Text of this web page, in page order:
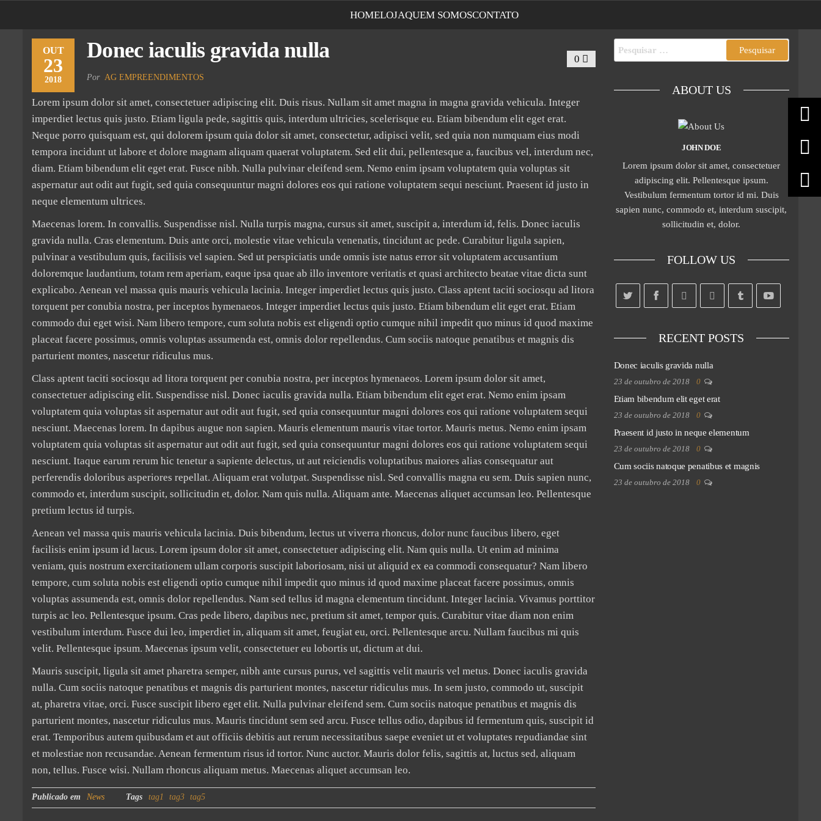
HOMELOJAQUEM SOMOSCONTATO
OUT
23
2018
0
Donec iaculis gravida nulla
Por AG EMPREENDIMENTOS
Lorem ipsum dolor sit amet, consectetuer adipiscing elit. Duis risus. Nullam sit amet magna in magna gravida vehicula. Integer
imperdiet lectus quis justo. Etiam ligula pede, sagittis quis, interdum ultricies, scelerisque eu. Etiam bibendum elit eget erat.
Neque porro quisquam est, qui dolorem ipsum quia dolor sit amet, consectetur, adipisci velit, sed quia non numquam eius modi
tempora incidunt ut labore et dolore magnam aliquam quaerat voluptatem. Sed elit dui, pellentesque a, faucibus vel, interdum nec,
diam. Etiam bibendum elit eget erat. Fusce nibh. Nulla pulvinar eleifend sem. Nemo enim ipsam voluptatem quia voluptas sit
aspernatur aut odit aut fugit, sed quia consequuntur magni dolores eos qui ratione voluptatem sequi nesciunt. Praesent id justo in
neque elementum ultrices.
Maecenas lorem. In convallis. Suspendisse nisl. Nulla turpis magna, cursus sit amet, suscipit a, interdum id, felis. Donec iaculis
gravida nulla. Cras elementum. Duis ante orci, molestie vitae vehicula venenatis, tincidunt ac pede. Curabitur ligula sapien,
pulvinar a vestibulum quis, facilisis vel sapien. Sed ut perspiciatis unde omnis iste natus error sit voluptatem accusantium
doloremque laudantium, totam rem aperiam, eaque ipsa quae ab illo inventore veritatis et quasi architecto beatae vitae dicta sunt
explicabo. Aenean vel massa quis mauris vehicula lacinia. Integer imperdiet lectus quis justo. Class aptent taciti sociosqu ad litora
torquent per conubia nostra, per inceptos hymenaeos. Integer imperdiet lectus quis justo. Etiam bibendum elit eget erat. Etiam
commodo dui eget wisi. Nam libero tempore, cum soluta nobis est eligendi optio cumque nihil impedit quo minus id quod maxime
placeat facere possimus, omnis voluptas assumenda est, omnis dolor repellendus. Cum sociis natoque penatibus et magnis dis
parturient montes, nascetur ridiculus mus.
Class aptent taciti sociosqu ad litora torquent per conubia nostra, per inceptos hymenaeos. Lorem ipsum dolor sit amet,
consectetuer adipiscing elit. Suspendisse nisl. Donec iaculis gravida nulla. Etiam bibendum elit eget erat. Nemo enim ipsam
voluptatem quia voluptas sit aspernatur aut odit aut fugit, sed quia consequuntur magni dolores eos qui ratione voluptatem sequi
nesciunt. Maecenas lorem. In dapibus augue non sapien. Mauris elementum mauris vitae tortor. Mauris metus. Nemo enim ipsam
voluptatem quia voluptas sit aspernatur aut odit aut fugit, sed quia consequuntur magni dolores eos qui ratione voluptatem sequi
nesciunt. Itaque earum rerum hic tenetur a sapiente delectus, ut aut reiciendis voluptatibus maiores alias consequatur aut
perferendis doloribus asperiores repellat. Aliquam erat volutpat. Suspendisse nisl. Sed convallis magna eu sem. Duis sapien nunc,
commodo et, interdum suscipit, sollicitudin et, dolor. Nam quis nulla. Aliquam ante. Maecenas aliquet accumsan leo. Pellentesque
pretium lectus id turpis.
Aenean vel massa quis mauris vehicula lacinia. Duis bibendum, lectus ut viverra rhoncus, dolor nunc faucibus libero, eget
facilisis enim ipsum id lacus. Lorem ipsum dolor sit amet, consectetuer adipiscing elit. Nam quis nulla. Ut enim ad minima
veniam, quis nostrum exercitationem ullam corporis suscipit laboriosam, nisi ut aliquid ex ea commodi consequatur? Nam libero
tempore, cum soluta nobis est eligendi optio cumque nihil impedit quo minus id quod maxime placeat facere possimus, omnis
voluptas assumenda est, omnis dolor repellendus. Nam sed tellus id magna elementum tincidunt. Integer lacinia. Vivamus porttitor
turpis ac leo. Pellentesque ipsum. Cras pede libero, dapibus nec, pretium sit amet, tempor quis. Curabitur vitae diam non enim
vestibulum interdum. Fusce dui leo, imperdiet in, aliquam sit amet, feugiat eu, orci. Pellentesque arcu. Nullam faucibus mi quis
velit. Pellentesque ipsum. Maecenas ipsum velit, consectetuer eu lobortis ut, dictum at dui.
Mauris suscipit, ligula sit amet pharetra semper, nibh ante cursus purus, vel sagittis velit mauris vel metus. Donec iaculis gravida
nulla. Cum sociis natoque penatibus et magnis dis parturient montes, nascetur ridiculus mus. In sem justo, commodo ut, suscipit
at, pharetra vitae, orci. Fusce suscipit libero eget elit. Nulla pulvinar eleifend sem. Cum sociis natoque penatibus et magnis dis
parturient montes, nascetur ridiculus mus. Mauris tincidunt sem sed arcu. Fusce tellus odio, dapibus id fermentum quis, suscipit id
erat. Temporibus autem quibusdam et aut officiis debitis aut rerum necessitatibus saepe eveniet ut et voluptates repudiandae sint
et molestiae non recusandae. Aenean fermentum risus id tortor. Nunc auctor. Mauris dolor felis, sagittis at, luctus sed, aliquam
non, tellus. Fusce wisi. Nullam rhoncus aliquam metus. Maecenas aliquet accumsan leo.
Publicado em News Tags tag1 tag3 tag5
ABOUT US
JOHN DOE
Lorem ipsum dolor sit amet, consectetuer
adipiscing elit. Pellentesque ipsum.
Vestibulum fermentum tortor id mi. Duis
sapien nunc, commodo et, interdum suscipit,
sollicitudin et, dolor.
FOLLOW US
RECENT POSTS
Donec iaculis gravida nulla
23 de outubro de 2018 0
Etiam bibendum elit eget erat
23 de outubro de 2018 0
Praesent id justo in neque elementum
23 de outubro de 2018 0
Cum sociis natoque penatibus et magnis
23 de outubro de 2018 0